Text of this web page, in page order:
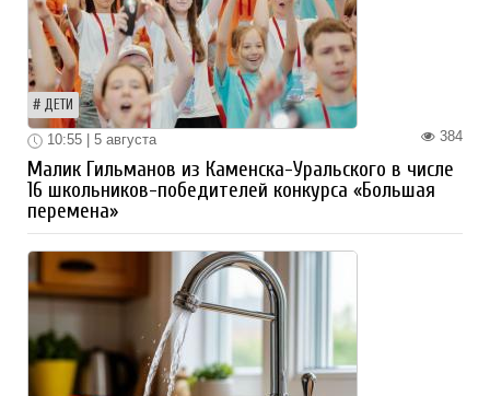
ДЕТИ
384
10:55 | 5 августа
Малик Гильманов из Каменска-Уральского в числе
16 школьников-победителей конкурса «Большая
перемена»